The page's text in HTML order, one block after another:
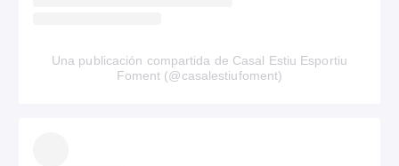
Una publicación compartida de Casal Estiu Esportiu
Foment (@casalestiufoment)